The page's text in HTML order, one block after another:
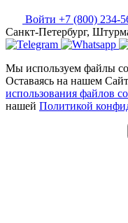
Войти +7 (800) 234-
Санкт-Петербург,
Мы используем файлы
Оставаясь на нашем
использования файлов
нашей Политикой